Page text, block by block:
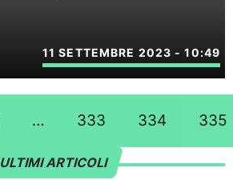
11 SETTEMBRE 2023 - 10:49
… 333 334 335
ULTIMI ARTICOLI